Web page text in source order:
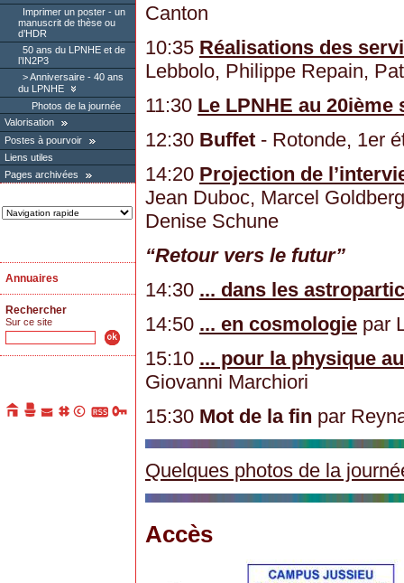
Imprimer un poster - un
manuscrit de thèse ou
d’HDR
50 ans du LPNHE et de
l’IN2P3
Anniversaire - 40 ans
du LPNHE
Photos de la journée
Valorisation
Postes à pourvoir
Liens utiles
Pages archivées
Annuaires
Rechercher
Sur ce site
Canton
10:35 Réalisations des
Lebbolo, Philippe Repain,
11:30 Le LPNHE au 20ième
12:30 Buffet - Rotonde, 1er
14:20 Projection de
Jean Duboc, Marcel
Denise Schune
“Retour vers le futur”
14:30 ... dans les
14:50 ... en cosmologie par
15:10 ... pour la physique
Giovanni Marchiori
15:30 Mot de la fin par
Quelques photos de la
Accès